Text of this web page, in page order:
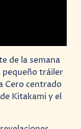
de la semana
pequeño tráiler
Cero centrado
Kitakami y el